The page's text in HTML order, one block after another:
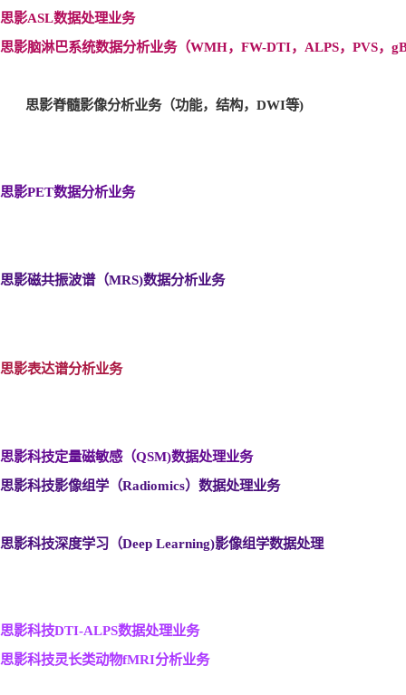
思影ASL数据处理业务
思影脑淋巴系统数据分析业务（WMH，FW-DTI，ALPS，PVS，
思影脊髓影像分析业务（功能，结构，DWI等)
思影PET数据分析业务
思影磁共振波谱（MRS)数据分析业务
思影表达谱分析业务
思影科技定量磁敏感（QSM)数据处理业务
思影科技影像组学（Radiomics）数据处理业务
思影科技深度学习（Deep Learning)影像组学数据处理
思影科技DTI-ALPS数据处理业务
思影科技灵长类动物fMRI分析业务